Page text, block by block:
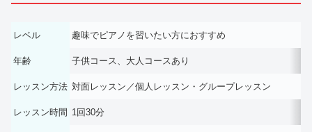
レベル 趣味でピアノを習いたい方におすすめ
年齢 子供コース、大人コースあり
レッスン方法 対面レッスン／個人レッスン・グループレッスン
レッスン時間 1回30分